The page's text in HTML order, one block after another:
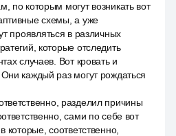
по которым могут возникать вот
схемы, а уже
проявляться в различных
которые отследить
случаев. Вот кровать и
каждый раз могут рождаться
разделил причины
сами по себе вот
соответственно,